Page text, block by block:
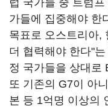
럽 국가들 중 트럼
가들에 집중해야 한
목표로 오스트리아,
더 협력해야 한다"
정 국가들을 상대로
또 기존의 G7이 아
본 등 1억명 이상의